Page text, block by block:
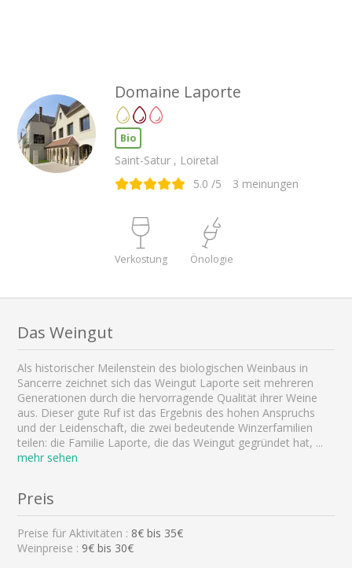
Domaine Laporte
Bio
Saint-Satur , Loiretal
5.0 /5 3 meinungen
Verkostung Önologie
Das Weingut
Als historischer Meilenstein des biologischen Weinbaus in
Sancerre zeichnet sich das Weingut Laporte seit mehreren
Generationen durch die hervorragende Qualität ihrer Weine
aus. Dieser gute Ruf ist das Ergebnis des hohen Anspruchs
und der Leidenschaft, die zwei bedeutende Winzerfamilien
teilen: die Familie Laporte, die das Weingut gegründet hat, ...
mehr sehen
Preis
Preise für Aktivitäten : 8€ bis 35€
Weinpreise : 9€ bis 30€